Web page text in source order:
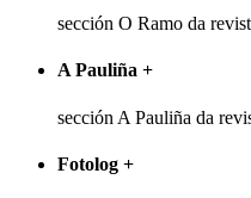
sección O Ramo da
A Pauliña +
sección A Pauliña da
Fotolog +